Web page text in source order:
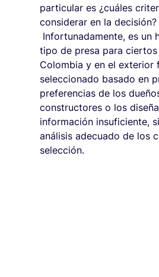
particular es ¿cuáles
considerar en la decisión?
Infortunadamente, es un
tipo de presa para
Colombia y en el exterior
seleccionado basado en
preferencias de los
constructores o los
información insuficiente,
análisis adecuado de los
selección.